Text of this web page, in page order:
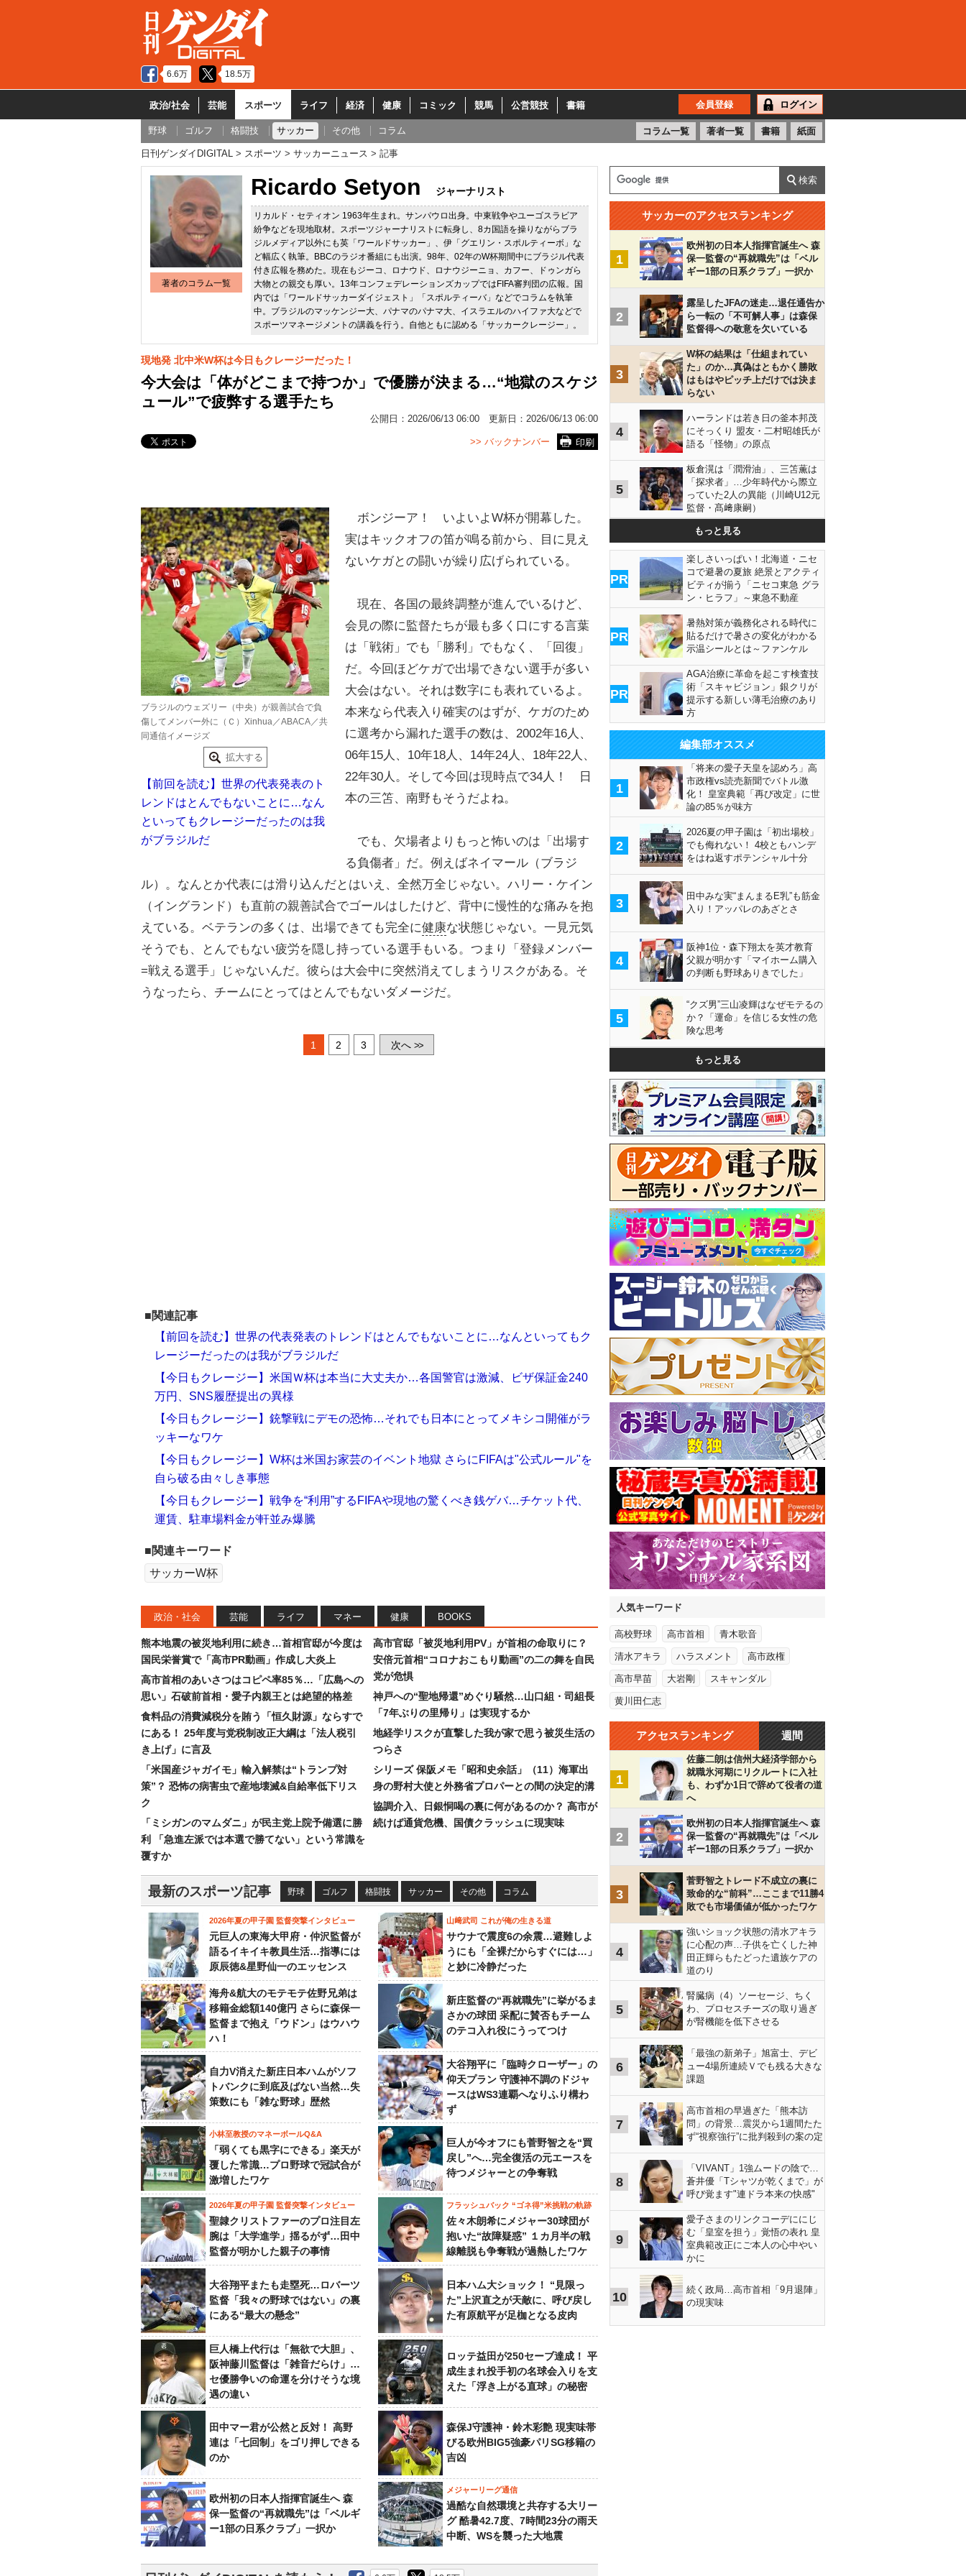
6.6万 18.5万
政治/社会 芸能 スポーツ ライフ 経済 健康 コミック 競馬 公営競技 書籍 会員登録 ログイン
野球 ゴルフ 格闘技 サッカー その他 コラム コラム一覧 著者一覧 書籍 紙面
日刊ゲンダイDIGITAL スポーツ サッカーニュース 記事
著者のコラム一覧
Ricardo Setyon ジャーナリスト
リカルド・セティオン 1963年生まれ。サンパウロ出身。中東戦争やユーゴスラビア
紛争などを現地取材。スポーツジャーナリストに転身し、8カ国語を操りながらブラ
ジルメディア以外にも英「ワールドサッカー」、伊「グエリン・スポルティーボ」な
ど幅広く執筆。BBCのラジオ番組にも出演。98年、02年のW杯期間中にブラジル代表
付き広報を務めた。現在もジーコ、ロナウド、ロナウジーニョ、カフー、ドゥンガら
大物との親交も厚い。13年コンフェデレーションズカップではFIFA審判団の広報。国
内では「ワールドサッカーダイジェスト」「スポルティーバ」などでコラムを執筆
中。ブラジルのマッケンジー大、パナマのパナマ大、イスラエルのハイファ大などで
スポーツマネージメントの講義を行う。自他ともに認める「サッカークレージー」。
現地発 北中米W杯は今日もクレージーだった！
今大会は「体がどこまで持つか」で優勝が決まる…“地獄のスケジ
ュール”で疲弊する選手たち
公開日： 2026/06/13 06:00 更新日： 2026/06/13 06:00
印刷
>> バックナンバー
ブラジルのウェズリー（中央）が親善試合で負
傷してメンバー外に（Ｃ）Xinhua／ABACA／共
同通信イメージズ
拡大する
【前回を読む】世界の代表発表のト
レンドはとんでもないことに…なん
といってもクレージーだったのは我
がブラジルだ
ボンジーア！ いよいよW杯が開幕した。
実はキックオフの笛が鳴る前から、目に見え
ないケガとの闘いが繰り広げられている。
現在、各国の最終調整が進んでいるけど、
会見の際に監督たちが最も多く口にする言葉
は「戦術」でも「勝利」でもなく、「回復」
だ。今回ほどケガで出場できない選手が多い
大会はない。それは数字にも表れているよ。
本来なら代表入り確実のはずが、ケガのため
に選考から漏れた選手の数は、2002年16人、
06年15人、10年18人、14年24人、18年22人、
22年30人。そして今回は現時点で34人！ 日
本の三笘、南野もそうだよね。
でも、欠場者よりもっと怖いのは「出場す
る負傷者」だ。例えばネイマール（ブラジ
ル）。なんとか代表には滑り込んだとはいえ、全然万全じゃない。ハリー・ケイン
（イングランド）も直前の親善試合でゴールはしたけど、背中に慢性的な痛みを抱
えている。ベテランの多くは、出場できても完全に健康な状態じゃない。一見元気
そうでも、とんでもない疲労を隠し持っている選手もいる。つまり「登録メンバー
=戦える選手」じゃないんだ。彼らは大会中に突然消えてしまうリスクがある。そ
うなったら、チームにとってはとんでもないダメージだ。
1 2 3 次へ >>
■関連記事
【前回を読む】世界の代表発表のトレンドはとんでもないことに…なんといってもク
レージーだったのは我がブラジルだ
【今日もクレージー】米国Ｗ杯は本当に大丈夫か…各国警官は激減、ビザ保証金240
万円、SNS履歴提出の異様
【今日もクレージー】銃撃戦にデモの恐怖…それでも日本にとってメキシコ開催がラ
ッキーなワケ
【今日もクレージー】W杯は米国お家芸のイベント地獄 さらにFIFAは"公式ルール"を
自ら破る由々しき事態
【今日もクレージー】戦争を“利用”するFIFAや現地の驚くべき銭ゲバ…チケット代、
運賃、駐車場料金が軒並み爆騰
■関連キーワード
サッカーW杯
政治・社会 芸能 ライフ マネー 健康 BOOKS
熊本地震の被災地利用に続き…首相官邸が今度は
国民栄誉賞で「高市PR動画」作成し大炎上
高市首相のあいさつはコピペ率85％…「広島への
思い」石破前首相・愛子内親王とは絶望的格差
食料品の消費減税分を賄う「恒久財源」ならすで
にある！ 25年度与党税制改正大綱は「法人税引
き上げ」に言及
「米国産ジャガイモ」輸入解禁は“トランプ対
策”？ 恐怖の病害虫で産地壊滅&自給率低下リス
ク
「ミシガンのマムダニ」が民主党上院予備選に勝
利 「急進左派では本選で勝てない」という常識を
覆すか
高市官邸「被災地利用PV」が首相の命取りに？
安倍元首相“コロナおこもり動画”の二の舞を自民
党が危惧
神戸への“聖地帰還”めぐり騒然…山口組・司組長
「7年ぶりの里帰り」は実現するか
地経学リスクが直撃した我が家で思う被災生活の
つらさ
シリーズ 保阪メモ「昭和史余話」（11）海軍出
身の野村大使と外務省プロパーとの間の決定的溝
協調介入、日銀恫喝の裏に何があるのか？ 高市が
続けば通貨危機、国債クラッシュに現実味
最新のスポーツ記事 野球 ゴルフ 格闘技 サッカー その他 コラム
2026年夏の甲子園 監督突撃インタビュー
元巨人の東海大甲府・仲沢監督が
語るイキイキ教員生活…指導には
原辰徳&星野仙一のエッセンス
山﨑武司 これが俺の生きる道
サウナで震度6の余震…避難しよ
うにも「全裸だからすぐには…」
と妙に冷静だった
海舟&航大のモテモテ佐野兄弟は
移籍金総額140億円 さらに森保一
監督まで抱え「ウドン」はウハウ
ハ！
新庄監督の“再就職先”に挙がるま
さかの球団 采配に賛否もチーム
のテコ入れ役にうってつけ
自力V消えた新庄日本ハムがソフ
トバンクに到底及ばない当然…失
策数にも「雑な野球」歴然
大谷翔平に「臨時クローザー」の
仰天プラン 守護神不調のドジャ
ースはWS3連覇へなりふり構わ
ず
小林至教授のマネーボールQ&A
「弱くても黒字にできる」楽天が
覆した常識…プロ野球で冠試合が
激増したワケ
巨人が今オフにも菅野智之を“買
戻し”へ…完全復活の元エースを
待つメジャーとの争奪戦
2026年夏の甲子園 監督突撃インタビュー
聖隷クリストファーのプロ注目左
腕は「大学進学」揺るがず…田中
監督が明かした親子の事情
フラッシュバック “ゴネ得”米挑戦の軌跡
佐々木朗希にメジャー30球団が
抱いた“故障疑惑” １カ月半の戦
線離脱も争奪戦が過熱したワケ
大谷翔平またも走塁死…ロバーツ
監督「我々の野球ではない」の裏
にある“最大の懸念”
日本ハム大ショック！ “見限っ
た”上沢直之が天敵に、呼び戻し
た有原航平が足枷となる皮肉
巨人橋上代行は「無欲で大胆」、
阪神藤川監督は「雑音だらけ」…
セ優勝争いの命運を分けそうな境
遇の違い
ロッテ益田が250セーブ達成！ 平
成生まれ投手初の名球会入りを支
えた「浮き上がる直球」の秘密
田中マー君が公然と反対！ 高野
連は「七回制」をゴリ押しできる
のか
森保J守護神・鈴木彩艶 現実味帯
びる欧州BIG5強豪パリSG移籍の
吉凶
欧州初の日本人指揮官誕生へ 森
保一監督の“再就職先”は「ベルギ
ー1部の日系クラブ」一択か
メジャーリーグ通信
過酷な自然環境と共存する大リー
グ 酷暑42.7度、7時間23分の雨天
中断、WSを襲った大地震
サッカーのアクセスランキング
1
欧州初の日本人指揮官誕生へ 森
保一監督の“再就職先”は「ベル
ギー1部の日系クラブ」一択か
2
露呈したJFAの迷走…退任通告か
ら一転の「不可解人事」は森保
監督得への敬意を欠いている
3
W杯の結果は「仕組まれてい
た」のか…真偽はともかく勝敗
はもはやピッチ上だけでは決ま
らない
4
ハーランドは若き日の釜本邦茂
にそっくり 盟友・二村昭雄氏が
語る「怪物」の原点
5
板倉滉は「潤滑油」、三笘薫は
「探求者」…少年時代から際立
っていた2人の異能（川崎U12元
監督・髙﨑康嗣）
もっと見る
PR
楽しさいっぱい！北海道・ニセ
コで避暑の夏旅 絶景とアクティ
ビティが揃う「ニセコ東急 グラ
ン・ヒラフ」～東急不動産
PR
暑熱対策が義務化される時代に
貼るだけで暑さの変化がわかる
示温シールとは～ファンケル
PR
AGA治療に革命を起こす検査技
術「スキャビジョン」銀クリが
提示する新しい薄毛治療のあり
方
編集部オススメ
1
「将来の愛子天皇を認めろ」高
市政権vs読売新聞でバトル激
化！ 皇室典範「再び改定」に世
論の85％が味方
2
2026夏の甲子園は「初出場校」
でも侮れない！ 4校ともハンデ
をはね返すポテンシャル十分
3
田中みな実“まんまるE乳”も筋金
入り！アッパレのあざとさ
4
阪神1位・森下翔太を英才教育
父親が明かす「マイホーム購入
の判断も野球ありきでした」
5
“クズ男”三山凌輝はなぜモテるの
か？「運命」を信じる女性の危
険な思考
もっと見る
人気キーワード
高校野球 高市首相 青木歌音
清水アキラ ハラスメント 高市政権
高市早苗 大岩剛 スキャンダル
黄川田仁志
アクセスランキング 週間
1
佐藤二朗は信州大経済学部から
就職氷河期にリクルートに入社
も、わずか1日で辞めて役者の道
へ
2
欧州初の日本人指揮官誕生へ 森
保一監督の“再就職先”は「ベル
ギー1部の日系クラブ」一択か
3
菅野智之トレード不成立の裏に
致命的な“前科”…ここまで11勝4
敗でも市場価値が低かったワケ
4
強いショック状態の清水アキラ
に心配の声…子供を亡くした神
田正輝らもたどった遺族ケアの
道のり
5
腎臓病（4）ソーセージ、ちく
わ、プロセスチーズの取り過ぎ
が腎機能を低下させる
6
「最強の新弟子」旭富士、デビ
ュー4場所連続Ｖでも残る大きな
課題
7
高市首相の早過ぎた「熊本訪
問」の背景…震災から1週間たた
ず“視察強行”に批判殺到の案の定
8
「VIVANT」1強ムードの陰で…
蒼井優「Tシャツが乾くまで」が
呼び覚ます"連ドラ本来の快感"
9
愛子さまのリンクコーデににじ
む「皇室を担う」覚悟の表れ 皇
室典範改正にご本人の心中やい
かに
10
続く政局…高市首相「9月退陣」
の現実味